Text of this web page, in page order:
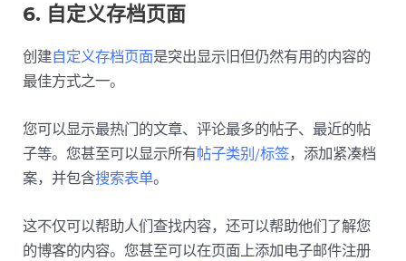
6. 自定义存档页面
创建自定义存档页面是突出显示旧但仍然有用的内容的
最佳方式之一。
您可以显示最热门的文章、评论最多的帖子、最近的帖
子等。您甚至可以显示所有帖子类别/标签，添加紧凑档
案，并包含搜索表单。
这不仅可以帮助人们查找内容，还可以帮助他们了解您
的博客的内容。您甚至可以在页面上添加电子邮件注册